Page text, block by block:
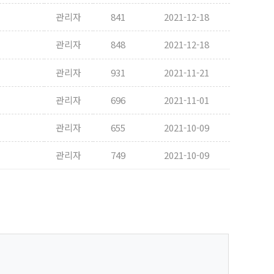
관리자 841 2021-12-18
관리자 848 2021-12-18
관리자 931 2021-11-21
관리자 696 2021-11-01
관리자 655 2021-10-09
관리자 749 2021-10-09